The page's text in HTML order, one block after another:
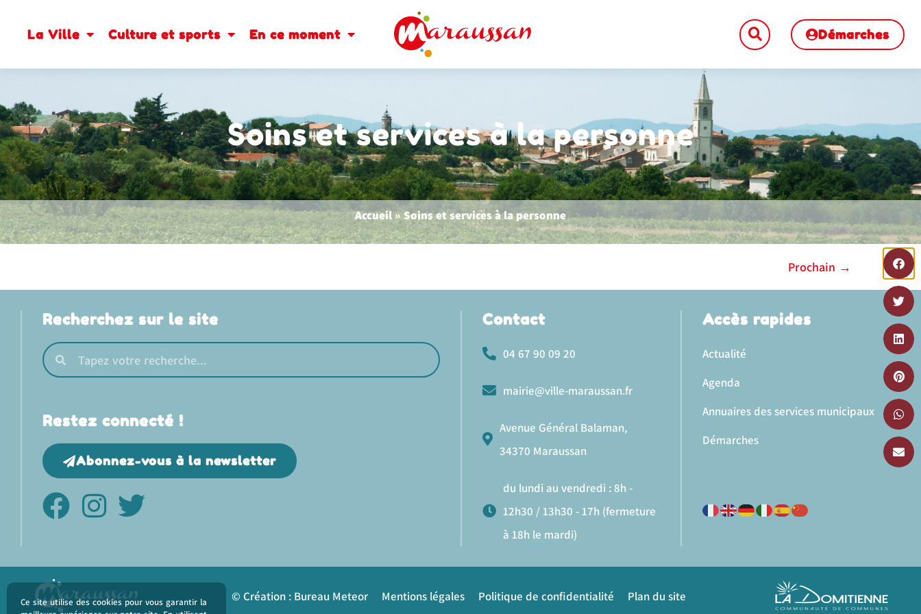
La Ville Culture et sports En ce moment Démarches
Soins et services à la personne
Accueil»Soins et services à la personne
Prochain →
Recherchez sur le site
Restez connecté !
Abonnez-vous à la newsletter
Contact
04 67 90 09 20
mairie@ville-maraussan.fr
Avenue Général Balaman,
34370 Maraussan
du lundi au vendredi : 8h -
12h30 / 13h30 - 17h (fermeture
à 18h le mardi)
Accès rapides
Actualité
Agenda
Annuaires des services municipaux
Démarches
Ce site utilise des cookies pour vous garantir la
© Création : Bureau Meteor Mentions légales Politique de confidentialité Plan du site